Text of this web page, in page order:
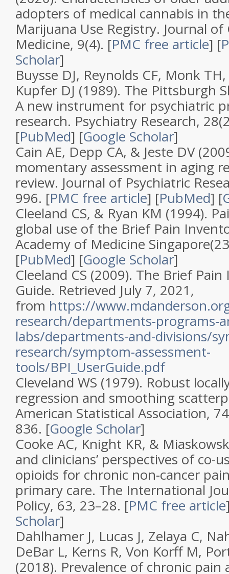
adopters of medical cannabis in
Marijuana Use Registry. Journal of
Medicine, 9(4). [PMC free article] [
Scholar]
Buysse DJ, Reynolds CF, Monk
Kupfer DJ (1989). The Pittsburgh
A new instrument for psychiatric
research. Psychiatry Research, 28(
[PubMed] [Google Scholar]
Cain AE, Depp CA, & Jeste DV
momentary assessment in aging
review. Journal of Psychiatric
996. [PMC free article] [PubMed] [
Cleeland CS, & Ryan KM (1994).
global use of the Brief Pain
Academy of Medicine Singapore(23
[PubMed] [Google Scholar]
Cleeland CS (2009). The Brief Pain
Guide. Retrieved July 7, 2021,
from https://
research/departments-programs-
labs/departments-and-divisions/
research/symptom-assessment-
tools/BPI_UserGuide.pdf
Cleveland WS (1979). Robust
regression and smoothing
American Statistical Association, 74
836. [Google Scholar]
Cooke AC, Knight KR, &
and clinicians’ perspectives of co-
opioids for chronic non-cancer
primary care. The International
Policy, 63, 23–28. [PMC free article
Scholar]
Dahlhamer J, Lucas J, Zelaya C,
DeBar L, Kerns R, Von Korff M,
(2018). Prevalence of chronic